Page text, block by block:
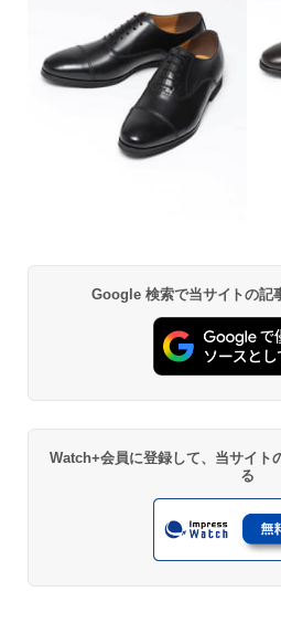
Google 検索で当サイトの記
Watch+会員に登録して、当サイト
る